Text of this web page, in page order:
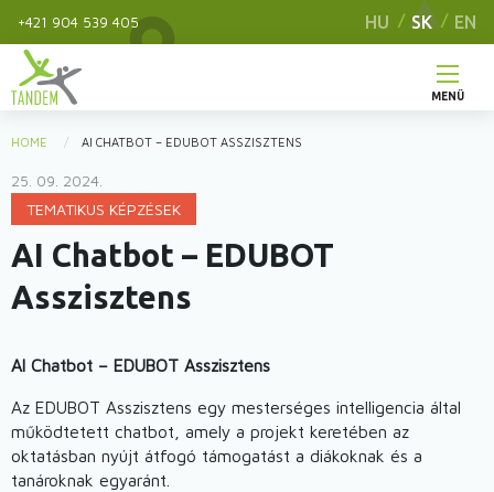
main
content
+421 904 539 405 HU SK EN
Hlavné
menu
MENÜ
are
here
HOME AI CHATBOT – EDUBOT ASSZISZTENS
25. 09. 2024.
TEMATIKUS KÉPZÉSEK
AI Chatbot – EDUBOT
Asszisztens
AI Chatbot – EDUBOT Asszisztens
Az EDUBOT Asszisztens egy mesterséges intelligencia által
működtetett chatbot, amely a projekt keretében az
oktatásban nyújt átfogó támogatást a diákoknak és a
tanároknak egyaránt.